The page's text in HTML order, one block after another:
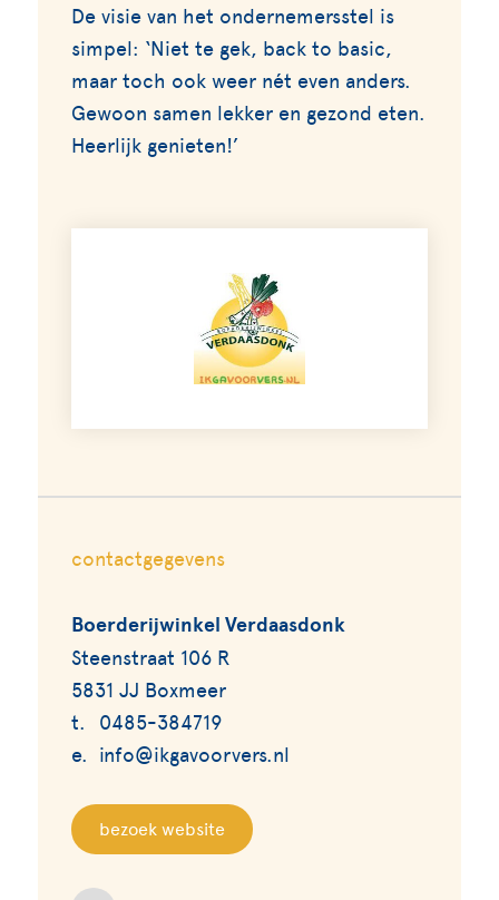
De visie van het ondernemersstel is
simpel: ‘Niet te gek, back to basic,
maar toch ook weer nét even anders.
Gewoon samen lekker en gezond eten.
Heerlijk genieten!’
contactgegevens
Boerderijwinkel Verdaasdonk
Steenstraat 106 R
5831 JJ Boxmeer
t.
0485-384719
e.
info@ikgavoorvers.nl
bezoek website